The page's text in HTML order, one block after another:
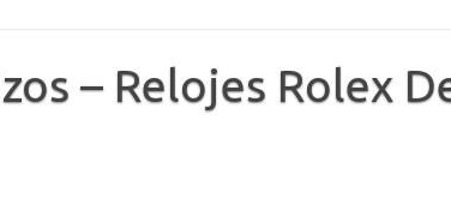
– Relojes Rolex